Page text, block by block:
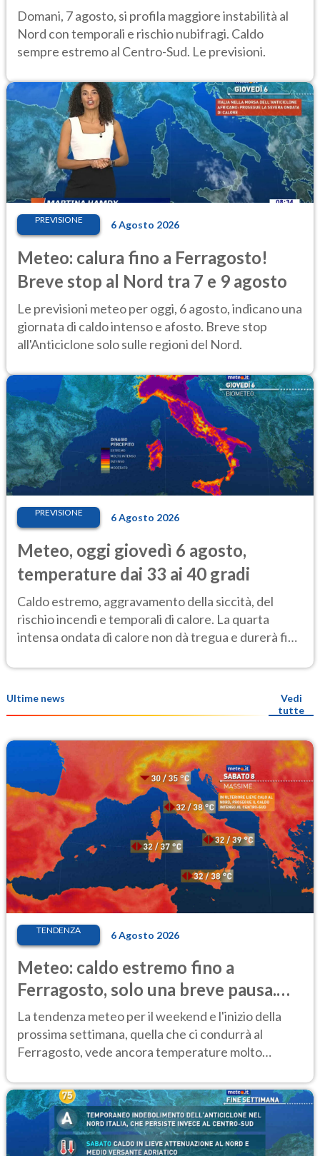
caldo estremo
Domani, 7 agosto, si profila maggiore instabilità al
Nord con temporali e rischio nubifragi. Caldo
sempre estremo al Centro-Sud. Le previsioni.
PREVISIONE 6 Agosto 2026
Meteo: calura fino a Ferragosto!
Breve stop al Nord tra 7 e 9 agosto
Le previsioni meteo per oggi, 6 agosto, indicano una
giornata di caldo intenso e afosto. Breve stop
all'Anticiclone solo sulle regioni del Nord.
PREVISIONE 6 Agosto 2026
Meteo, oggi giovedì 6 agosto,
temperature dai 33 ai 40 gradi
Caldo estremo, aggravamento della siccità, del
rischio incendi e temporali di calore. La quarta
intensa ondata di calore non dà tregua e durerà fino
Ultime news
Vedi
tutte
TENDENZA 6 Agosto 2026
Meteo: caldo estremo fino a
Ferragosto, solo una breve pausa.
Ecco dove
La tendenza meteo per il weekend e l'inizio della
prossima settimana, quella che ci condurrà al
Ferragosto, vede ancora temperature molto